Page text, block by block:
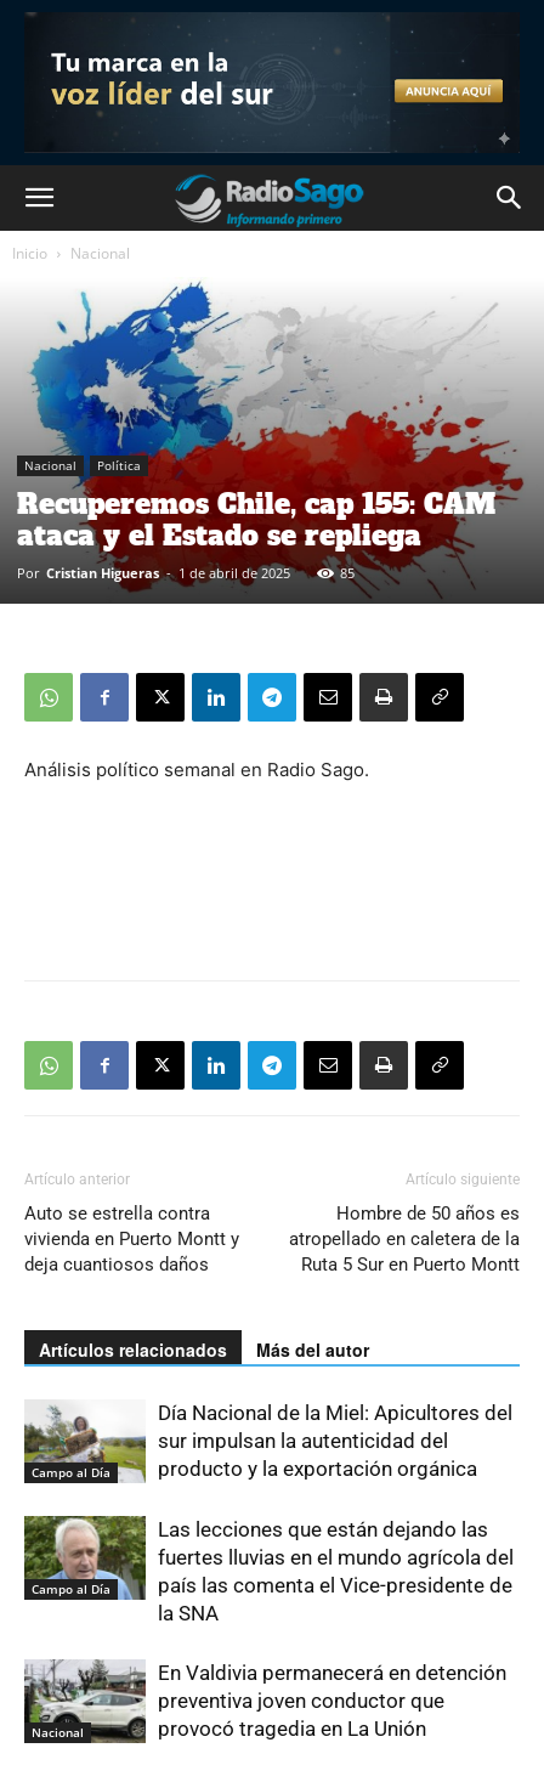
Inicio Nacional
Nacional Política
Recuperemos Chile, cap 155: CAM
ataca y el Estado se repliega
Por Cristian Higueras - 1 de abril de 2025 85
Análisis político semanal en Radio Sago.
Artículo anterior
Auto se estrella contra
vivienda en Puerto Montt y
deja cuantiosos daños
Artículo siguiente
Hombre de 50 años es
atropellado en caletera de la
Ruta 5 Sur en Puerto Montt
Artículos relacionados Más del autor
Campo al Día
Día Nacional de la Miel: Apicultores del
sur impulsan la autenticidad del
producto y la exportación orgánica
Campo al Día
Las lecciones que están dejando las
fuertes lluvias en el mundo agrícola del
país las comenta el Vice-presidente de
la SNA
Nacional
En Valdivia permanecerá en detención
preventiva joven conductor que
provocó tragedia en La Unión